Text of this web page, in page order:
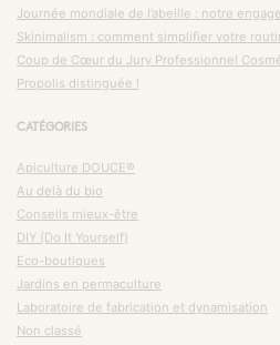
Journée mondiale de l’abeille : notre
Skinimalism : comment simplifier votre
Coup de Cœur du Jury Professionnel
Propolis distinguée !
CATÉGORIES
Apiculture DOUCE®
Au delà du bio
Conseils mieux-être
DIY (Do It Yourself)
Eco-boutiques
Jardins en permaculture
Laboratoire de fabrication et dynamisation
Non classé